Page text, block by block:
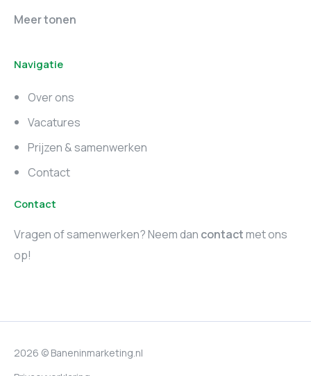
Online marketing
Marketing vacatures
Zuid-Holland
Marketing vacatures
Utrecht
Meer tonen
Navigatie
Over ons
Vacatures
Prijzen & samenwerken
Contact
Contact
Vragen of samenwerken? Neem dan contactmet ons
op!
2026 © Baneninmarketing.nl